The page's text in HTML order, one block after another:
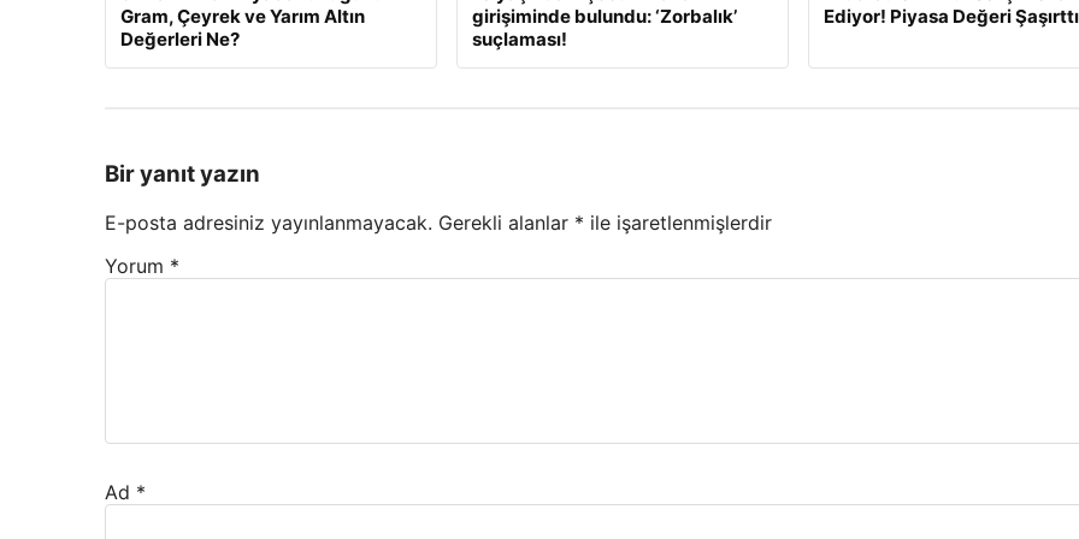
Gram, Çeyrek ve Yarım Altın
Değerleri Ne?
girişiminde bulundu: ‘Zorbalık’
suçlaması!
Ediyor! Piyasa Değeri
Bir yanıt yazın
E-posta adresiniz yayınlanmayacak. Gerekli alanlar * ile işaretlenmişlerdir
Yorum *
Ad *